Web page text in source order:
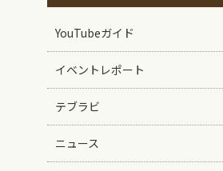
YouTubeガイド
イベントレポート
テブラビ
ニュース